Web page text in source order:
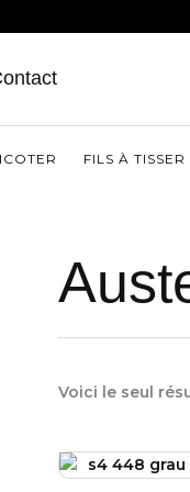
FILS À TISSER
Voici le seul